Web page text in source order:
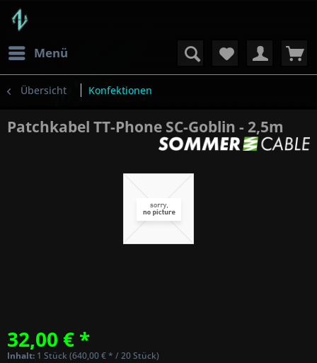
Menü
Übersicht Konfektionen
Patchkabel TT-Phone SC-Goblin - 2,5m
32,00 € *
Inhalt: 1 Stück (640,00 € * / 20 Stück)